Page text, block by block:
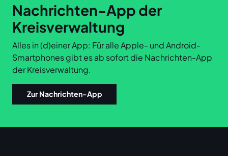
Nachrichten-App der
Kreisverwaltung
Alles in (d)einer App: Für alle Apple- und Android-
Smartphones gibt es ab sofort die Nachrichten-App
der Kreisverwaltung.
Zur Nachrichten-App